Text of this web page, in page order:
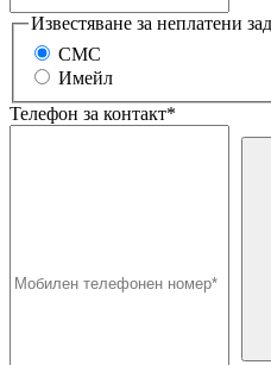
Известяване за неплатени
СМС
Имейл
Телефон за контакт*